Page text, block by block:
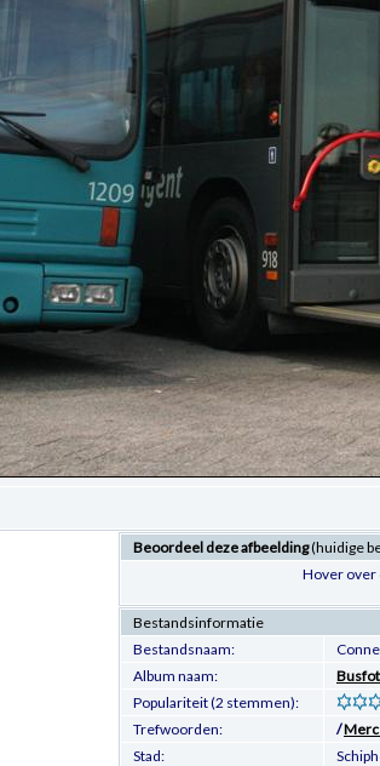
Beoordeel deze afbeelding(huidige
Hover over
Bestandsinformatie
Bestandsnaam:
Album naam:
Populariteit (2 stemmen):
Trefwoorden:
/
Stad: